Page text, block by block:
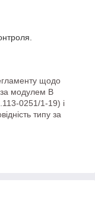
щодо
за модулем В
0251/1-19) і
типу за